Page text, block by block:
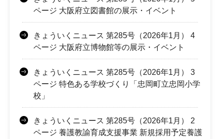
ページ 大阪府立図書館の展示・イベント
きょういくニュース 第285号（2026年1月） 4
ページ 大阪府立博物館等の展示・イベント
きょういくニュース 第285号（2026年1月） 3
ページ 特色ある学校づくり「忠岡町立忠岡小学
校」
きょういくニュース 第285号（2026年1月） 2
ページ 養護教諭育成支援事業 新規採用予定養護